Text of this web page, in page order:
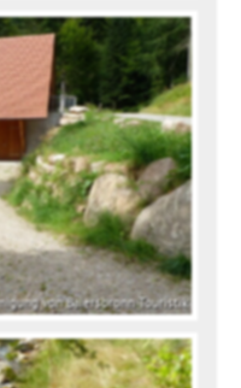
von Baiersbronn Touristik